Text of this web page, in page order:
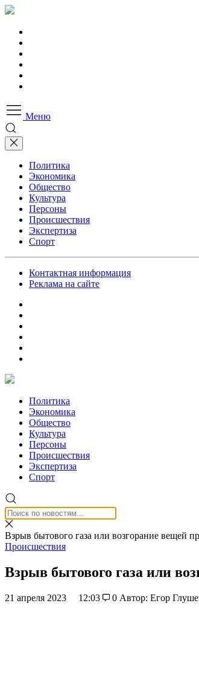
Меню
Политика
Экономика
Общество
Культура
Персоны
Происшествия
Экспертиза
Спорт
Контактная информация
Реклама на сайте
Политика
Экономика
Общество
Культура
Персоны
Происшествия
Экспертиза
Спорт
Взрыв бытового газа или возгорание вещей
Происшествия
Взрыв бытового газа или
21 апреля 2023 12:03 0 Автор: Егор